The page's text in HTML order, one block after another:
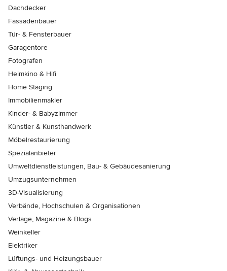
Dachdecker
Fassadenbauer
Tür- & Fensterbauer
Garagentore
Fotografen
Heimkino & Hifi
Home Staging
Immobilienmakler
Kinder- & Babyzimmer
Künstler & Kunsthandwerk
Möbelrestaurierung
Spezialanbieter
Umweltdienstleistungen, Bau- & Gebäudesanierung
Umzugsunternehmen
3D-Visualisierung
Verbände, Hochschulen & Organisationen
Verlage, Magazine & Blogs
Weinkeller
Elektriker
Lüftungs- und Heizungsbauer